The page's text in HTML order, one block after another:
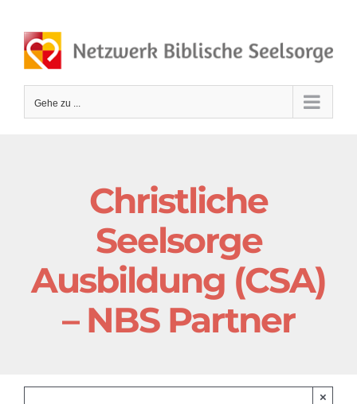
Inhalt
springen
Gehe zu ...
Christliche
Seelsorge
Ausbildung (CSA)
– NBS Partner
×